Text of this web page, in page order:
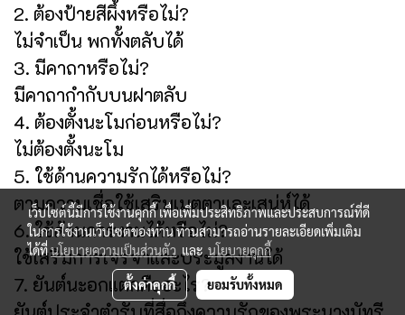
2. ต้องป้ายสีผึ้งหรือไม่?
ไม่จำเป็น พกทั้งตลับได้
3. มีคาถาหรือไม่?
มีคาถากำกับบนฝาตลับ
4. ต้องตั้งนะโมก่อนหรือไม่?
ไม่ต้องตั้งนะโม
5. ใช้ด้านความรักได้หรือไม่?
ตามความเชื่อใช้เสริมเมตตาและเสน่ห์ได้
6. ใช้ด้านการงานได้หรือไม่?
ใช้เสริมการเจรจาและประมูลงานได้
7. ยันต์นะอกแตกคืออะไร?
เว็บไซต์นี้มีการใช้งานคุกกี้ เพื่อเพิ่มประสิทธิภาพและประสบการณ์ที่ดี
ในการใช้งานเว็บไซต์ของท่าน ท่านสามารถอ่านรายละเอียดเพิ่มเติม
ได้ที่นโยบายความเป็นส่วนตัว และ นโยบายคุกกี้
ตั้งค่าคุกกี้ ยอมรับทั้งหมด